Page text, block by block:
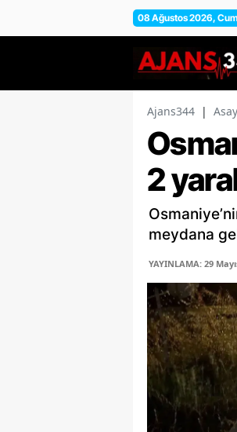
08 Ağustos 2026,
Ajans344 |
2
meydana
YAYINLAMA: 29